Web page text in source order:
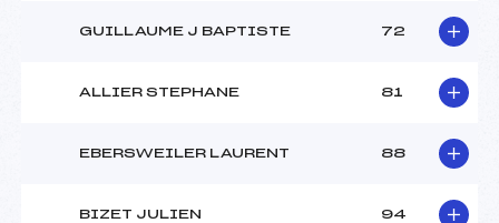
GUILLAUME J BAPTISTE 72
ALLIER STEPHANE 81
EBERSWEILER LAURENT 88
BIZET JULIEN 94